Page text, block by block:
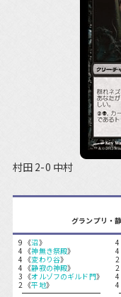
村田 2-0 中村
グランプリ・
9 《沼》
4 《神無き祭殿》
4 《変わり谷》
4 《静寂の神殿》
3 《オルゾフのギルド門》
2 《平地》
4
4
2
2
4
4